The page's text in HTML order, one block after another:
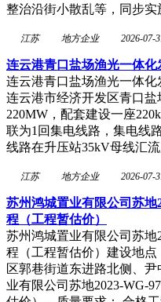
整治沿街小散乱等，同步实
江苏 地方企业 2026-07-
连云港青口盐场渔光一体
连云港青口盐场渔光一体化
连云港市经济开发区青口
220MW，配套建设一座
联为1回集电线路，集电线
线路在升压站35kV母线汇
江苏 地方企业 2026-07-
苏州鸿城置业有限公司苏地
程（工程暂估价）
苏州鸿城置业有限公司苏地
程（工程暂估价）建设地
区郭巷街道东进路北侧、
业有限公司苏地2023-WG-